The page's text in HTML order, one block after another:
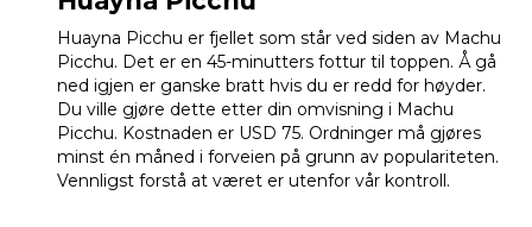
Huayna Picchu er fjellet som står ved siden av Machu
Picchu. Det er en 45-minutters fottur til toppen. Å gå
ned igjen er ganske bratt hvis du er redd for høyder.
Du ville gjøre dette etter din omvisning i Machu
Picchu. Kostnaden er USD 75. Ordninger må gjøres
minst én måned i forveien på grunn av populariteten.
Vennligst forstå at været er utenfor vår kontroll.